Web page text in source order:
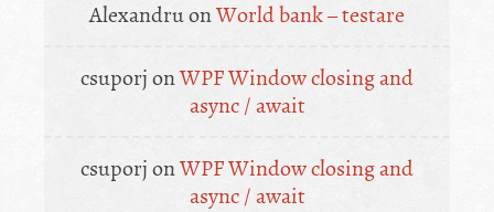
AlexandruonWorld bank – testare
csuporj onWPF Window closing and
async / await
csuporj onWPF Window closing and
async / await